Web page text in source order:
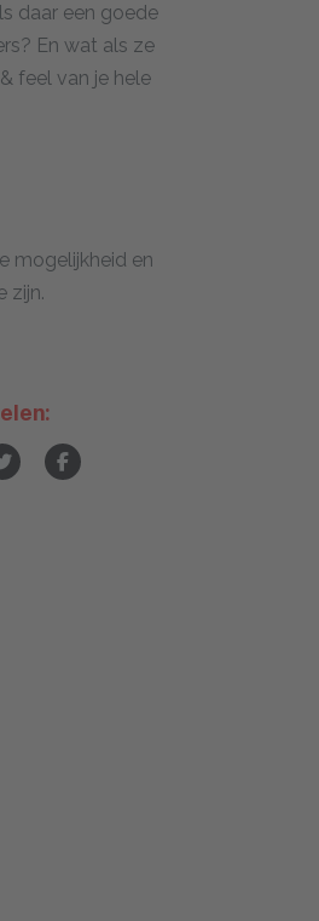
daar een goede
En wat als ze
feel van je hele
mogelijkheid en
zijn.